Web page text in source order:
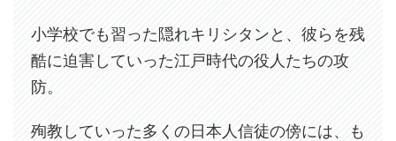
小学校でも習った隠れキリシタンと、彼らを残
酷に迫害していった江戸時代の役人たちの攻
防。
殉教していった多くの日本人信徒の傍には、も